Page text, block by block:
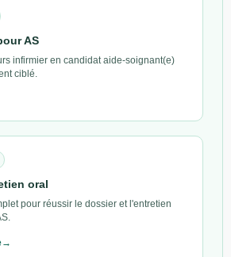
AS
infirmier en candidat aide-soignant(e)
ciblé.
oral
pour réussir le dossier et l'entretien